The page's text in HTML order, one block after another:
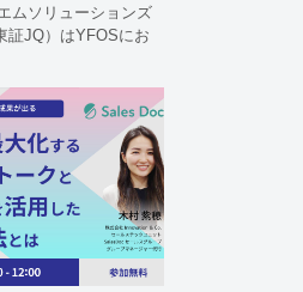
ムソリューションズ
証JQ）はYFOSにお